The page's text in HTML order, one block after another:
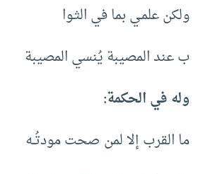
ولكن علمـي بما في الثـوا
ب عند المصيبة يُنسي المصيبة
وله في الحكمة:
ما القرب إلا لمن صحت مودتُــه